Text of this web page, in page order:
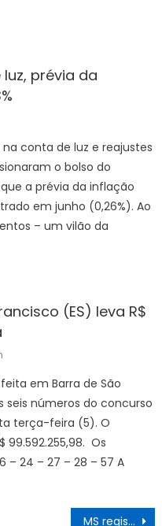
prévia da
na conta de luz e reajustes
o bolso do
a prévia da inflação
em junho (0,26%). Ao
– um vilão da
(ES) leva R$
em Barra de São
seis números do concurso
terça-feira (5). O
99.592.255,98. Os
– 24 – 27 – 28 – 57 A
MS registra 3.285 casos confirmados de dengue – Agência de Noticias do Governo de Mato Grosso do Sul